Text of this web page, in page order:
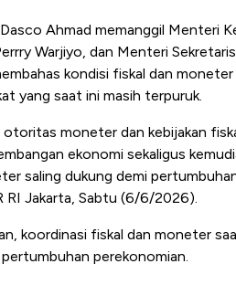
Ahmad memanggil Menteri
Warjiyo, dan Menteri
kondisi fiskal dan moneter
yang saat ini masih terpuruk.
moneter dan kebijakan
ekonomi sekaligus
saling dukung demi
RI Jakarta, Sabtu (6/6/2026).
koordinasi fiskal dan moneter
perekonomian.